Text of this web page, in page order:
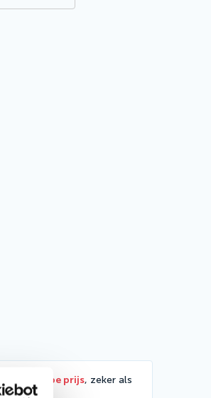
extra scherpe prijs, zeker als